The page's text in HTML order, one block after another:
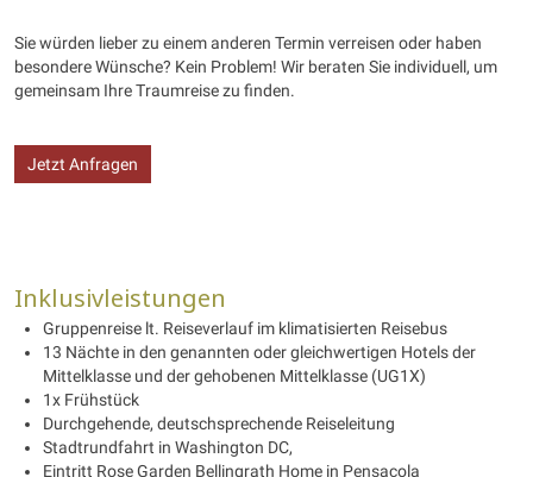
Sie würden lieber zu einem anderen Termin verreisen oder haben
besondere Wünsche? Kein Problem! Wir beraten Sie individuell, um
gemeinsam Ihre Traumreise zu finden.
Jetzt Anfragen
Inklusivleistungen
Gruppenreise lt. Reiseverlauf im klimatisierten Reisebus
13 Nächte in den genannten oder gleichwertigen Hotels der
Mittelklasse und der gehobenen Mittelklasse (UG1X)
1x Frühstück
Durchgehende, deutschsprechende Reiseleitung
Stadtrundfahrt in Washington DC,
Eintritt Rose Garden Bellingrath Home in Pensacola